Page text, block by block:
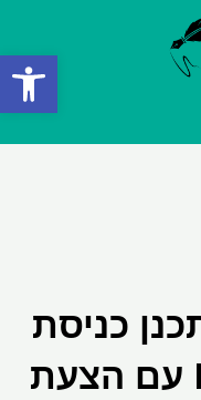
פתח
כניסת
מגה לדלהי-NCR עם הצעת